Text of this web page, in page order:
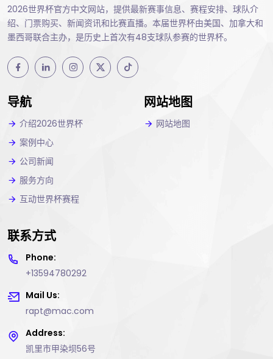
2026世界杯官方中文网站，提供最新赛事信息、赛程安排、球队介
绍、门票购买、新闻资讯和比赛直播。本届世界杯由美国、加拿大和
墨西哥联合主办，是历史上首次有48支球队参赛的世界杯。
导航
介绍2026世界杯
案例中心
公司新闻
服务方向
互动世界杯赛程
网站地图
网站地图
联系方式
Phone:
+13594780292
Mail Us:
rapt@mac.com
Address:
凯里市甲染坝56号